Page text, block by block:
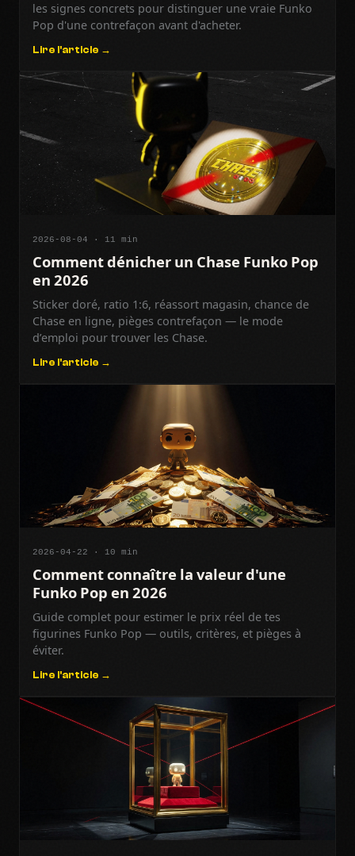
les signes concrets pour distinguer une vraie Funko
Pop d'une contrefaçon avant d'acheter.
Lire l'article →
2026-08-04 · 11 min
Comment dénicher un Chase Funko Pop
en 2026
Sticker doré, ratio 1:6, réassort magasin, chance de
Chase en ligne, pièges contrefaçon — le mode
d’emploi pour trouver les Chase.
Lire l'article →
2026-04-22 · 10 min
Comment connaître la valeur d'une
Funko Pop en 2026
Guide complet pour estimer le prix réel de tes
figurines Funko Pop — outils, critères, et pièges à
éviter.
Lire l'article →